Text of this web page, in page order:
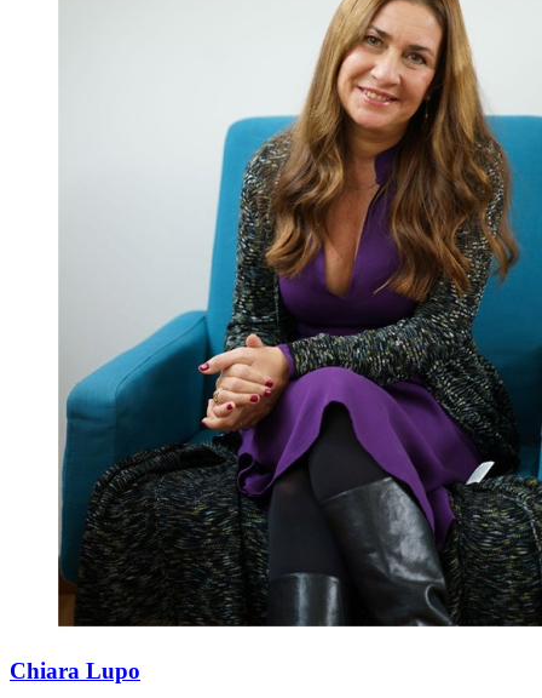
Chiara Lupo